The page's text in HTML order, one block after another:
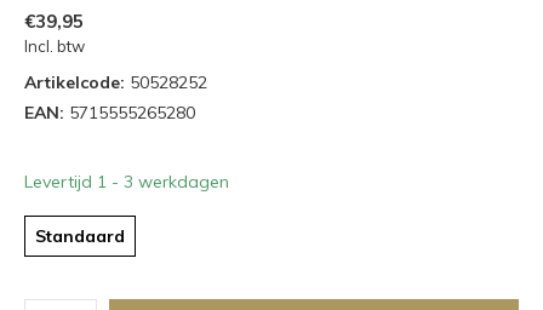
€39,95
Incl. btw
Artikelcode: 50528252
EAN: 5715555265280
Levertijd 1 - 3 werkdagen
Standaard